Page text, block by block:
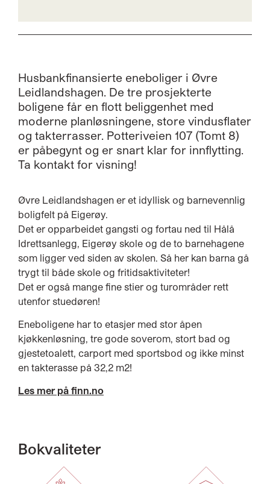
Husbankfinansierte eneboliger i Øvre
Leidlandshagen. De tre prosjekterte
boligene får en flott beliggenhet med
moderne planløsningene, store vindusflater
og takterrasser. Potteriveien 107 (Tomt 8)
er påbegynt og er snart klar for innflytting.
Øvre Leidlandshagen er et idyllisk og barnevennlig
boligfelt på Eigerøy.
Det er opparbeidet gangsti og fortau ned til Hålå
Idrettsanlegg, Eigerøy skole og de to barnehagene
som ligger ved siden av skolen. Så her kan barna gå
trygt til både skole og fritidsaktiviteter!
Det er også mange fine stier og turområder rett
utenfor stuedøren!
Eneboligene har to etasjer med stor åpen
kjøkkenløsning, tre gode soverom, stort bad og
gjestetoalett, carport med sportsbod og ikke minst
en takterasse på 32,2 m2!
Les mer på finn.no
Bokvaliteter